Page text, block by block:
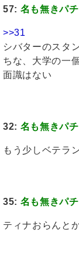
57: 名も無きパ
>>31
シバターのスタ
ちな、大学の一
面識はない
32: 名も無きパ
もう少しベテラ
35: 名も無きパ
ティナおらんと